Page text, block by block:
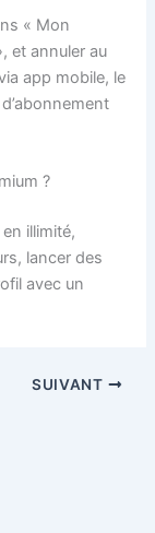
« Mon
et annuler au
app mobile, le
?
illimité,
lancer des
avec un
SUIVANT